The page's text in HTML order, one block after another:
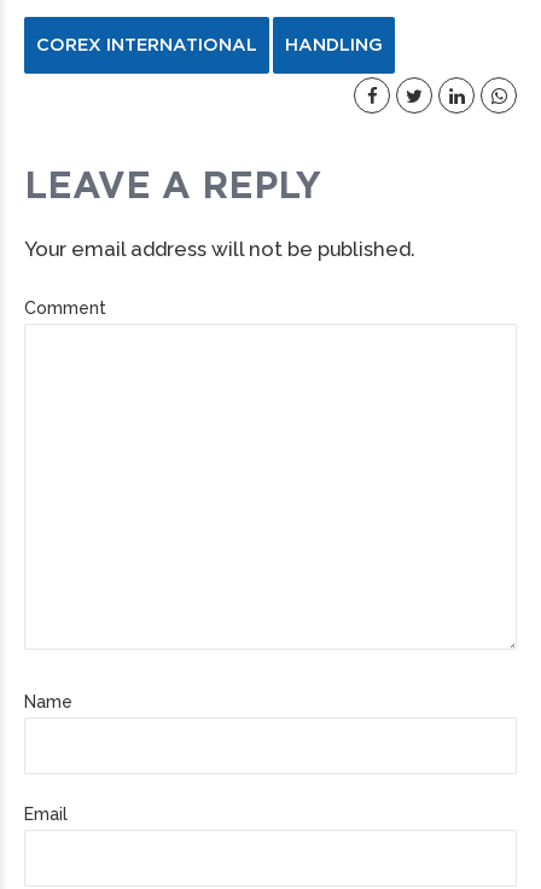
COREX INTERNATIONAL HANDLING
LEAVE A REPLY
Your email address will not be published.
Comment
Name
Email